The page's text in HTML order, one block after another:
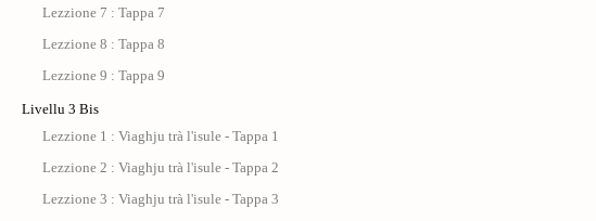
Lezzione 7 : Tappa 7
Lezzione 8 : Tappa 8
Lezzione 9 : Tappa 9
Livellu 3 Bis
Lezzione 1 : Viaghju trà l'isule - Tappa 1
Lezzione 2 : Viaghju trà l'isule - Tappa 2
Lezzione 3 : Viaghju trà l'isule - Tappa 3